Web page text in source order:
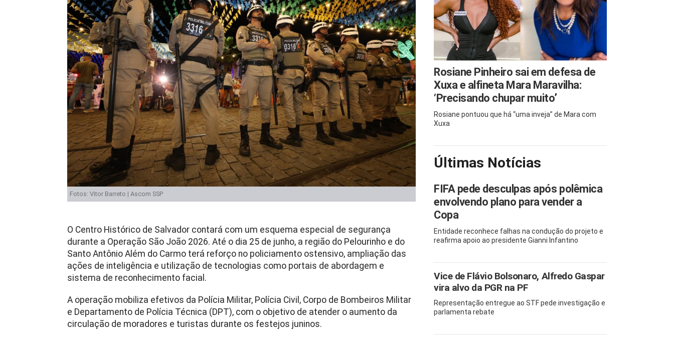
Fotos: Vitor Barreto | Ascom SSP
O Centro Histórico de Salvador contará com um esquema especial de segurança
durante a Operação São João 2026. Até o dia 25 de junho, a região do Pelourinho e do
Santo Antônio Além do Carmo terá reforço no policiamento ostensivo, ampliação das
ações de inteligência e utilização de tecnologias como portais de abordagem e
sistema de reconhecimento facial.
A operação mobiliza efetivos da Polícia Militar, Polícia Civil, Corpo de Bombeiros Militar
e Departamento de Polícia Técnica (DPT), com o objetivo de atender o aumento da
circulação de moradores e turistas durante os festejos juninos.
Rosiane Pinheiro sai em defesa de
Xuxa e alfineta Mara Maravilha:
‘Precisando chupar muito’
Rosiane pontuou que há “uma inveja” de Mara com
Xuxa
Últimas Notícias
FIFA pede desculpas após polêmica
envolvendo plano para vender a
Copa
Entidade reconhece falhas na condução do projeto e
reafirma apoio ao presidente Gianni Infantino
Vice de Flávio Bolsonaro, Alfredo Gaspar
vira alvo da PGR na PF
Representação entregue ao STF pede investigação e
parlamenta rebate